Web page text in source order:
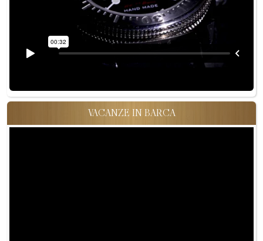
VACANZE IN BARCA